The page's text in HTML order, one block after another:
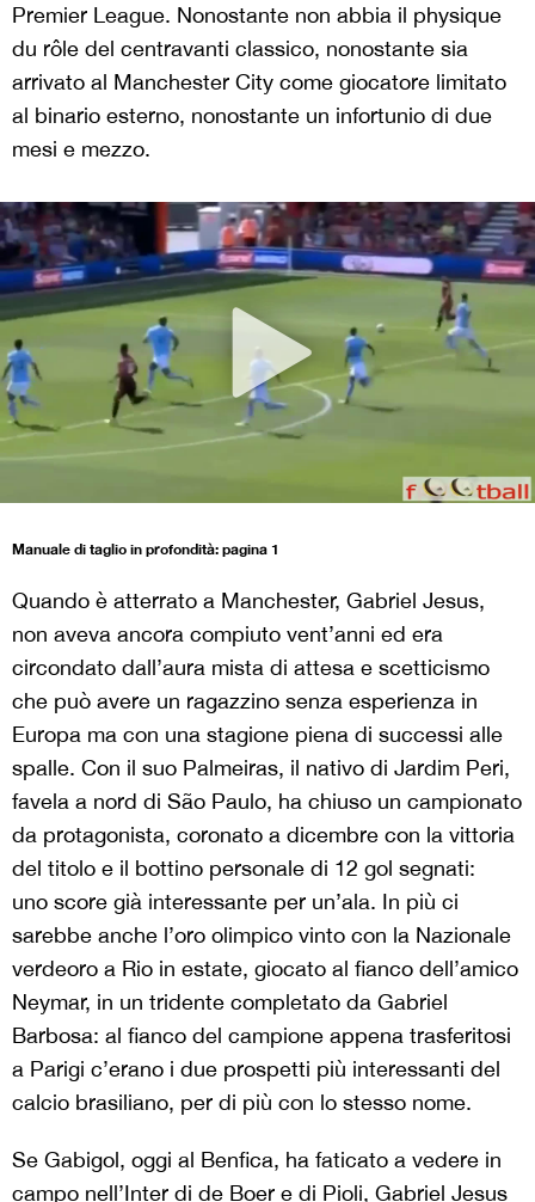
Premier League. Nonostante non abbia il physique
du rôle del centravanti classico, nonostante sia
arrivato al Manchester City come giocatore limitato
al binario esterno, nonostante un infortunio di due
mesi e mezzo.
Manuale di taglio in profondità: pagina 1
Quando è atterrato a Manchester, Gabriel Jesus,
non aveva ancora compiuto vent’anni ed era
circondato dall’aura mista di attesa e scetticismo
che può avere un ragazzino senza esperienza in
Europa ma con una stagione piena di successi alle
spalle. Con il suo Palmeiras, il nativo di Jardim Peri,
favela a nord di São Paulo, ha chiuso un campionato
da protagonista, coronato a dicembre con la vittoria
del titolo e il bottino personale di 12 gol segnati:
uno score già interessante per un’ala. In più ci
sarebbe anche l’oro olimpico vinto con la Nazionale
verdeoro a Rio in estate, giocato al fianco dell’amico
Neymar, in un tridente completato da Gabriel
Barbosa: al fianco del campione appena trasferitosi
a Parigi c’erano i due prospetti più interessanti del
calcio brasiliano, per di più con lo stesso nome.
Se Gabigol, oggi al Benfica, ha faticato a vedere in
campo nell’Inter di de Boer e di Pioli, Gabriel Jesus